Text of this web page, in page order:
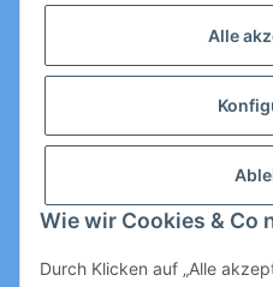
Alle
Wie wir Cookies & Co
Durch Klicken auf „Alle
Öffnungszeiten (Mo-Fr.) 8:00 -